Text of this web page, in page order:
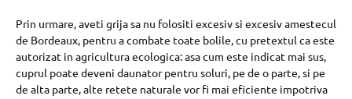
Prin urmare, aveti grija sa nu folositi excesiv si excesiv amestecul
de Bordeaux, pentru a combate toate bolile, cu pretextul ca este
autorizat in agricultura ecologica: asa cum este indicat mai sus,
cuprul poate deveni daunator pentru soluri, pe de o parte, si pe
de alta parte, alte retete naturale vor fi mai eficiente impotriva